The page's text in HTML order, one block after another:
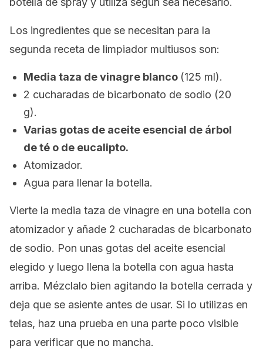
Los ingredientes que se necesitan para la
segunda receta de limpiador multiusos son:
Media taza de vinagre blanco (125 ml).
2 cucharadas de bicarbonato de sodio (20
g).
Varias gotas de aceite esencial de árbol
de té o de eucalipto.
Atomizador.
Agua para llenar la botella.
Vierte la media taza de vinagre en una botella con
atomizador y añade 2 cucharadas de bicarbonato
de sodio. Pon unas gotas del aceite esencial
elegido y luego llena la botella con agua hasta
arriba. Mézclalo bien agitando la botella cerrada y
deja que se asiente antes de usar. Si lo utilizas en
telas, haz una prueba en una parte poco visible
para verificar que no mancha.